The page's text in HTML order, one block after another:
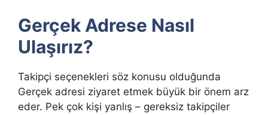
Gerçek Adrese Nasıl
Ulaşırız?
Takipçi seçenekleri söz konusu olduğunda
Gerçek adresi ziyaret etmek büyük bir önem arz
eder. Pek çok kişi yanlış – gereksiz takipçiler